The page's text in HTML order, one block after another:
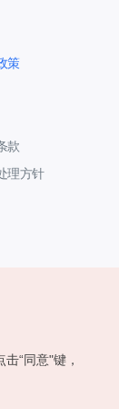
策
款
理方针
击“同意"键，